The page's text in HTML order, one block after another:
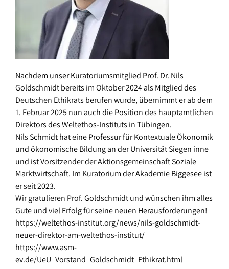
Referenzen
Unternehmen
Politisch
–
Schulen
–
Soziale
und
pädagogische
Berufe
–
Vereine
und
Verbände
Buchung
Freizeitgestaltung:
–
in
der
Akademie
–
Aktivitäten
in
der
Umgebung
Nachdem unser Kuratoriumsmitglied Prof. Dr. Nils
Goldschmidt bereits im Oktober 2024 als Mitglied des
Deutschen Ethikrats berufen wurde, übernimmt er ab dem
1. Februar 2025 nun auch die Position des hauptamtlichen
Direktors des Weltethos-Instituts in Tübingen.
Nils Schmidt hat eine Professur für Kontextuale Ökonomik
und ökonomische Bildung an der Universität Siegen inne
und ist Vorsitzender der Aktionsgemeinschaft Soziale
Marktwirtschaft. Im Kuratorium der Akademie Biggesee ist
er seit 2023.
Wir gratulieren Prof. Goldschmidt und wünschen ihm alles
Gute und viel Erfolg für seine neuen Herausforderungen!
https://weltethos-institut.org/news/nils-goldschmidt-
neuer-direktor-am-weltethos-institut/
https://www.asm-
ev.de/UeU_Vorstand_Goldschmidt_Ethikrat.html